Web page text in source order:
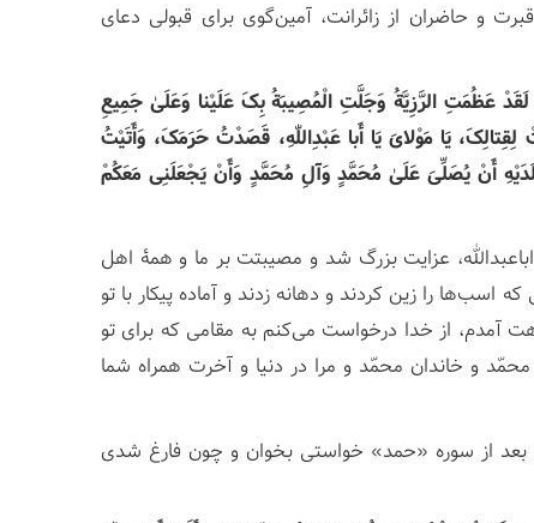
و حاضران از زائرانت، آمین‌گوی برای قبولی دعای
لَقَدْ عَظُمَتِ الرَّزِیَّةُ وَجَلَّتِ الْمُصِیبَةُ بِکَ عَلَیْنا وَعَلَیٰ جَمِیعِ
یَا مَوْلایَ یَا أَبا عَبْدِاللّٰهِ، قَصَدْتُ حَرَمَکَ، وَأَتَیْتُ
أَنْ یُصَلِّیَ عَلَیٰ مُحَمَّدٍ وَآلِ مُحَمَّدٍ وَأَنْ یَجْعَلَنِی مَعَکُمْ
عزایت بزرگ شد و مصیبتت بر ما و همۀ اهل
را زین کردند و دهانه زدند و آماده پیکار با تو
آمدم، از خدا درخواست می‌کنم به مقامی که برای تو
و خاندان محمّد و مرا در دنیا و آخرت همراه شما
بعد از سوره «حمد» خواستی بخوان و چون فارغ شدی